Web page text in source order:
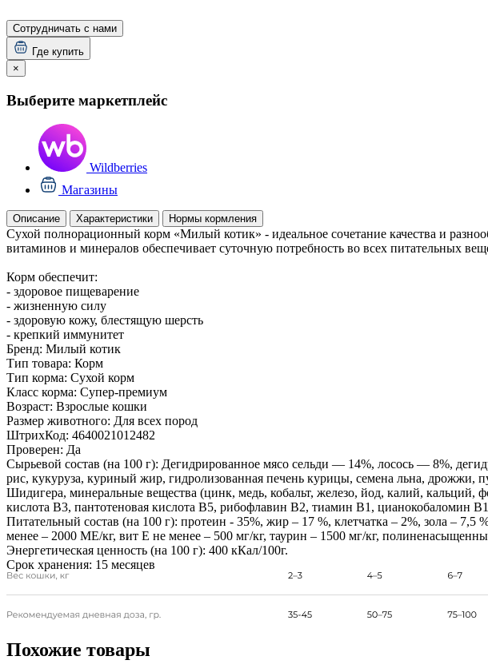
Сотрудничать с нами
Где купить
×
Выберите маркетплейс
Wildberries
Магазины
Описание Характеристики Нормы кормления
Сухой полнорационный корм «Милый котик» - идеальное сочетание качества и
витаминов и минералов обеспечивает суточную потребность во всех питательных
Корм обеспечит:
- здоровое пищеварение
- жизненную силу
- здоровую кожу, блестящую шерсть
- крепкий иммунитет
Бренд: Милый котик
Тип товара: Корм
Тип корма: Сухой корм
Класс корма: Супер-премиум
Возраст: Взрослые кошки
Размер животного: Для всех пород
ШтрихКод: 4640021012482
Проверен: Да
Сырьевой состав (на 100 г): Дегидрированное мясо сельди — 14%, лосось — 8%,
рис, кукуруза, куриный жир, гидролизованная печень курицы, семена льна, дрожжи,
Шидигера, минеральные вещества (цинк, медь, кобальт, железо, йод, калий,
кислота В3, пантотеновая кислота В5, рибофлавин В2, тиамин В1, цианокобаломин
Питательный состав (на 100 г): протеин - 35%, жир – 17 %, клетчатка – 2%, зола –
менее – 2000 МЕ/кг, вит Е не менее – 500 мг/кг, таурин – 1500 мг/кг,
Энергетическая ценность (на 100 г): 400 кКал/100г.
Срок хранения: 15 месяцев
Похожие товары